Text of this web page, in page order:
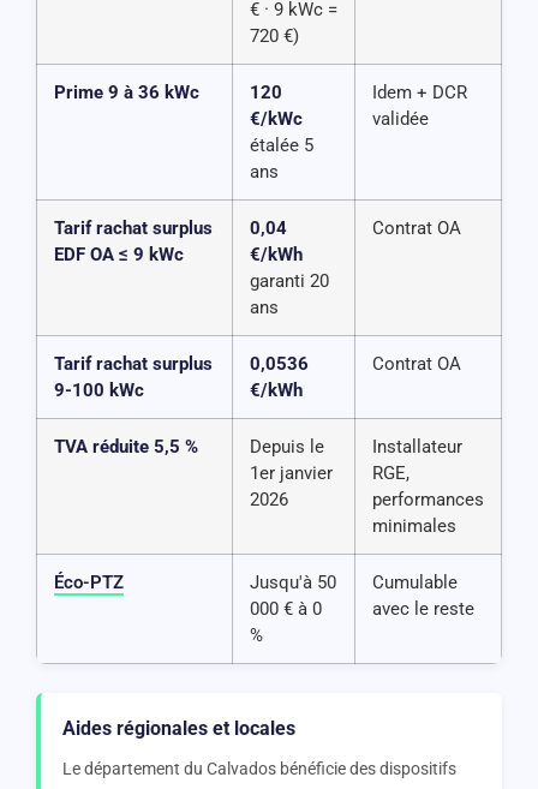
€ · 9 kWc =
720 €)
Prime 9 à 36 kWc
120
€/kWc
étalée 5
ans
Idem + DCR
validée
Tarif rachat surplus
EDF OA ≤ 9 kWc
0,04
€/kWh
garanti 20
ans
Contrat OA
Tarif rachat surplus
9-100 kWc
0,0536
€/kWh
Contrat OA
TVA réduite 5,5 %
Depuis le
1er janvier
2026
Installateur
RGE,
performances
minimales
Éco-PTZ
Jusqu'à 50
000 € à 0
%
Cumulable
avec le reste
Aides régionales et locales
Le département du Calvados bénéficie des dispositifs